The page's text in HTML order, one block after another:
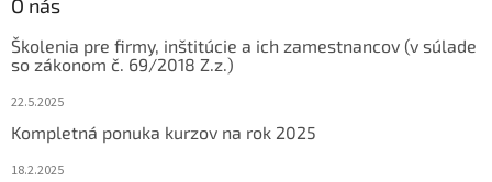
O nás
Školenia pre firmy, inštitúcie a ich zamestnancov (v súlade
so zákonom č. 69/2018 Z.z.)
22.5.2025
Kompletná ponuka kurzov na rok 2025
18.2.2025